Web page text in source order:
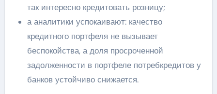
так интересно кредитовать розницу;
а аналитики успокаивают: качество
кредитного портфеля не вызывает
беспокойства, а доля просроченной
задолженности в портфеле потребкредитов у
банков устойчиво снижается.